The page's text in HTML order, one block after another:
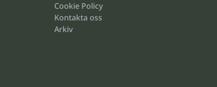
Cookie Policy
Kontakta oss
Arkiv